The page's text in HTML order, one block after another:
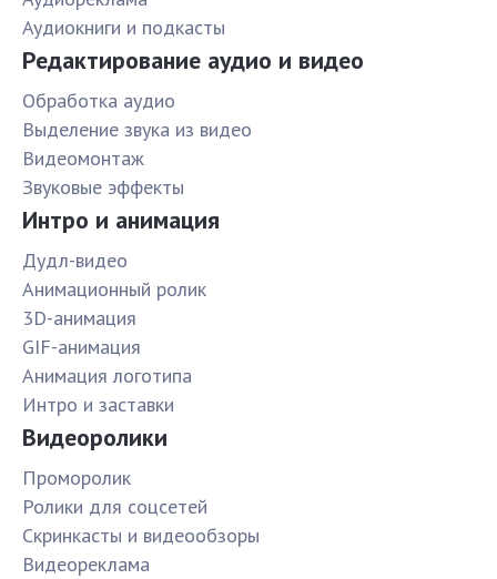
Аудиокниги и подкасты
Редактирование аудио и видео
Обработка аудио
Выделение звука из видео
Видеомонтаж
Звуковые эффекты
Интро и анимация
Дудл-видео
Анимационный ролик
3D-анимация
GIF-анимация
Анимация логотипа
Интро и заставки
Видеоролики
Проморолик
Ролики для соцсетей
Скринкасты и видеообзоры
Видеореклама